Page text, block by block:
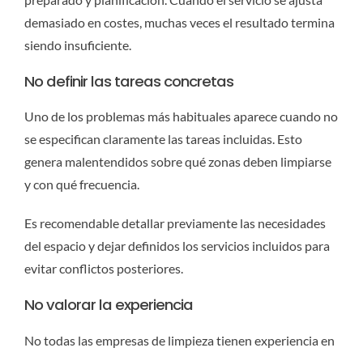
demasiado en costes, muchas veces el resultado termina
siendo insuficiente.
No definir las tareas concretas
Uno de los problemas más habituales aparece cuando no
se especifican claramente las tareas incluidas. Esto
genera malentendidos sobre qué zonas deben limpiarse
y con qué frecuencia.
Es recomendable detallar previamente las necesidades
del espacio y dejar definidos los servicios incluidos para
evitar conflictos posteriores.
No valorar la experiencia
No todas las empresas de limpieza tienen experiencia en